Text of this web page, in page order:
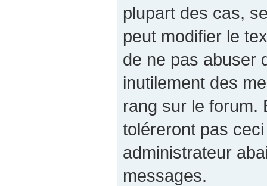
plupart des cas,
peut modifier le
de ne pas abuser
inutilement des
rang sur le forum.
toléreront pas
administrateur
messages.